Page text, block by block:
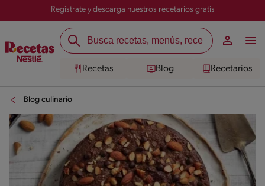
Registrate y descarga nuestros recetarios gratis
Recetas Blog Recetarios
Blog culinario